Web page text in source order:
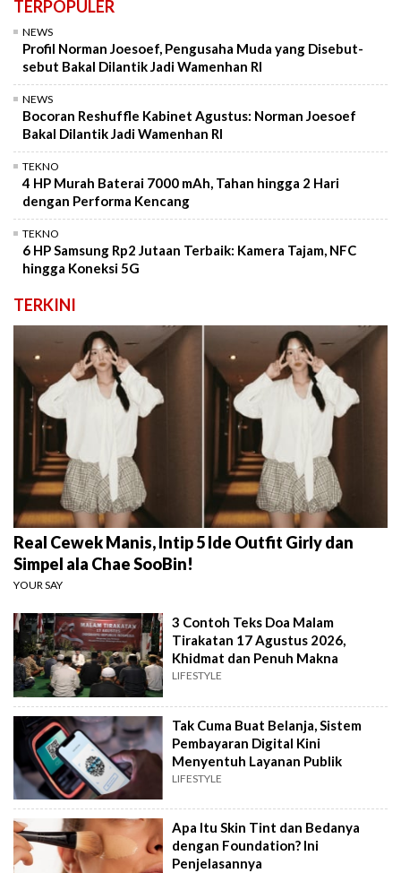
TERPOPULER
NEWS
Profil Norman Joesoef, Pengusaha Muda yang Disebut-
sebut Bakal Dilantik Jadi Wamenhan RI
NEWS
Bocoran Reshuffle Kabinet Agustus: Norman Joesoef
Bakal Dilantik Jadi Wamenhan RI
TEKNO
4 HP Murah Baterai 7000 mAh, Tahan hingga 2 Hari
dengan Performa Kencang
TEKNO
6 HP Samsung Rp2 Jutaan Terbaik: Kamera Tajam, NFC
hingga Koneksi 5G
TERKINI
Real Cewek Manis, Intip 5 Ide Outfit Girly dan
Simpel ala Chae SooBin!
YOUR SAY
3 Contoh Teks Doa Malam
Tirakatan 17 Agustus 2026,
Khidmat dan Penuh Makna
LIFESTYLE
Tak Cuma Buat Belanja, Sistem
Pembayaran Digital Kini
Menyentuh Layanan Publik
LIFESTYLE
Apa Itu Skin Tint dan Bedanya
dengan Foundation? Ini
Penjelasannya